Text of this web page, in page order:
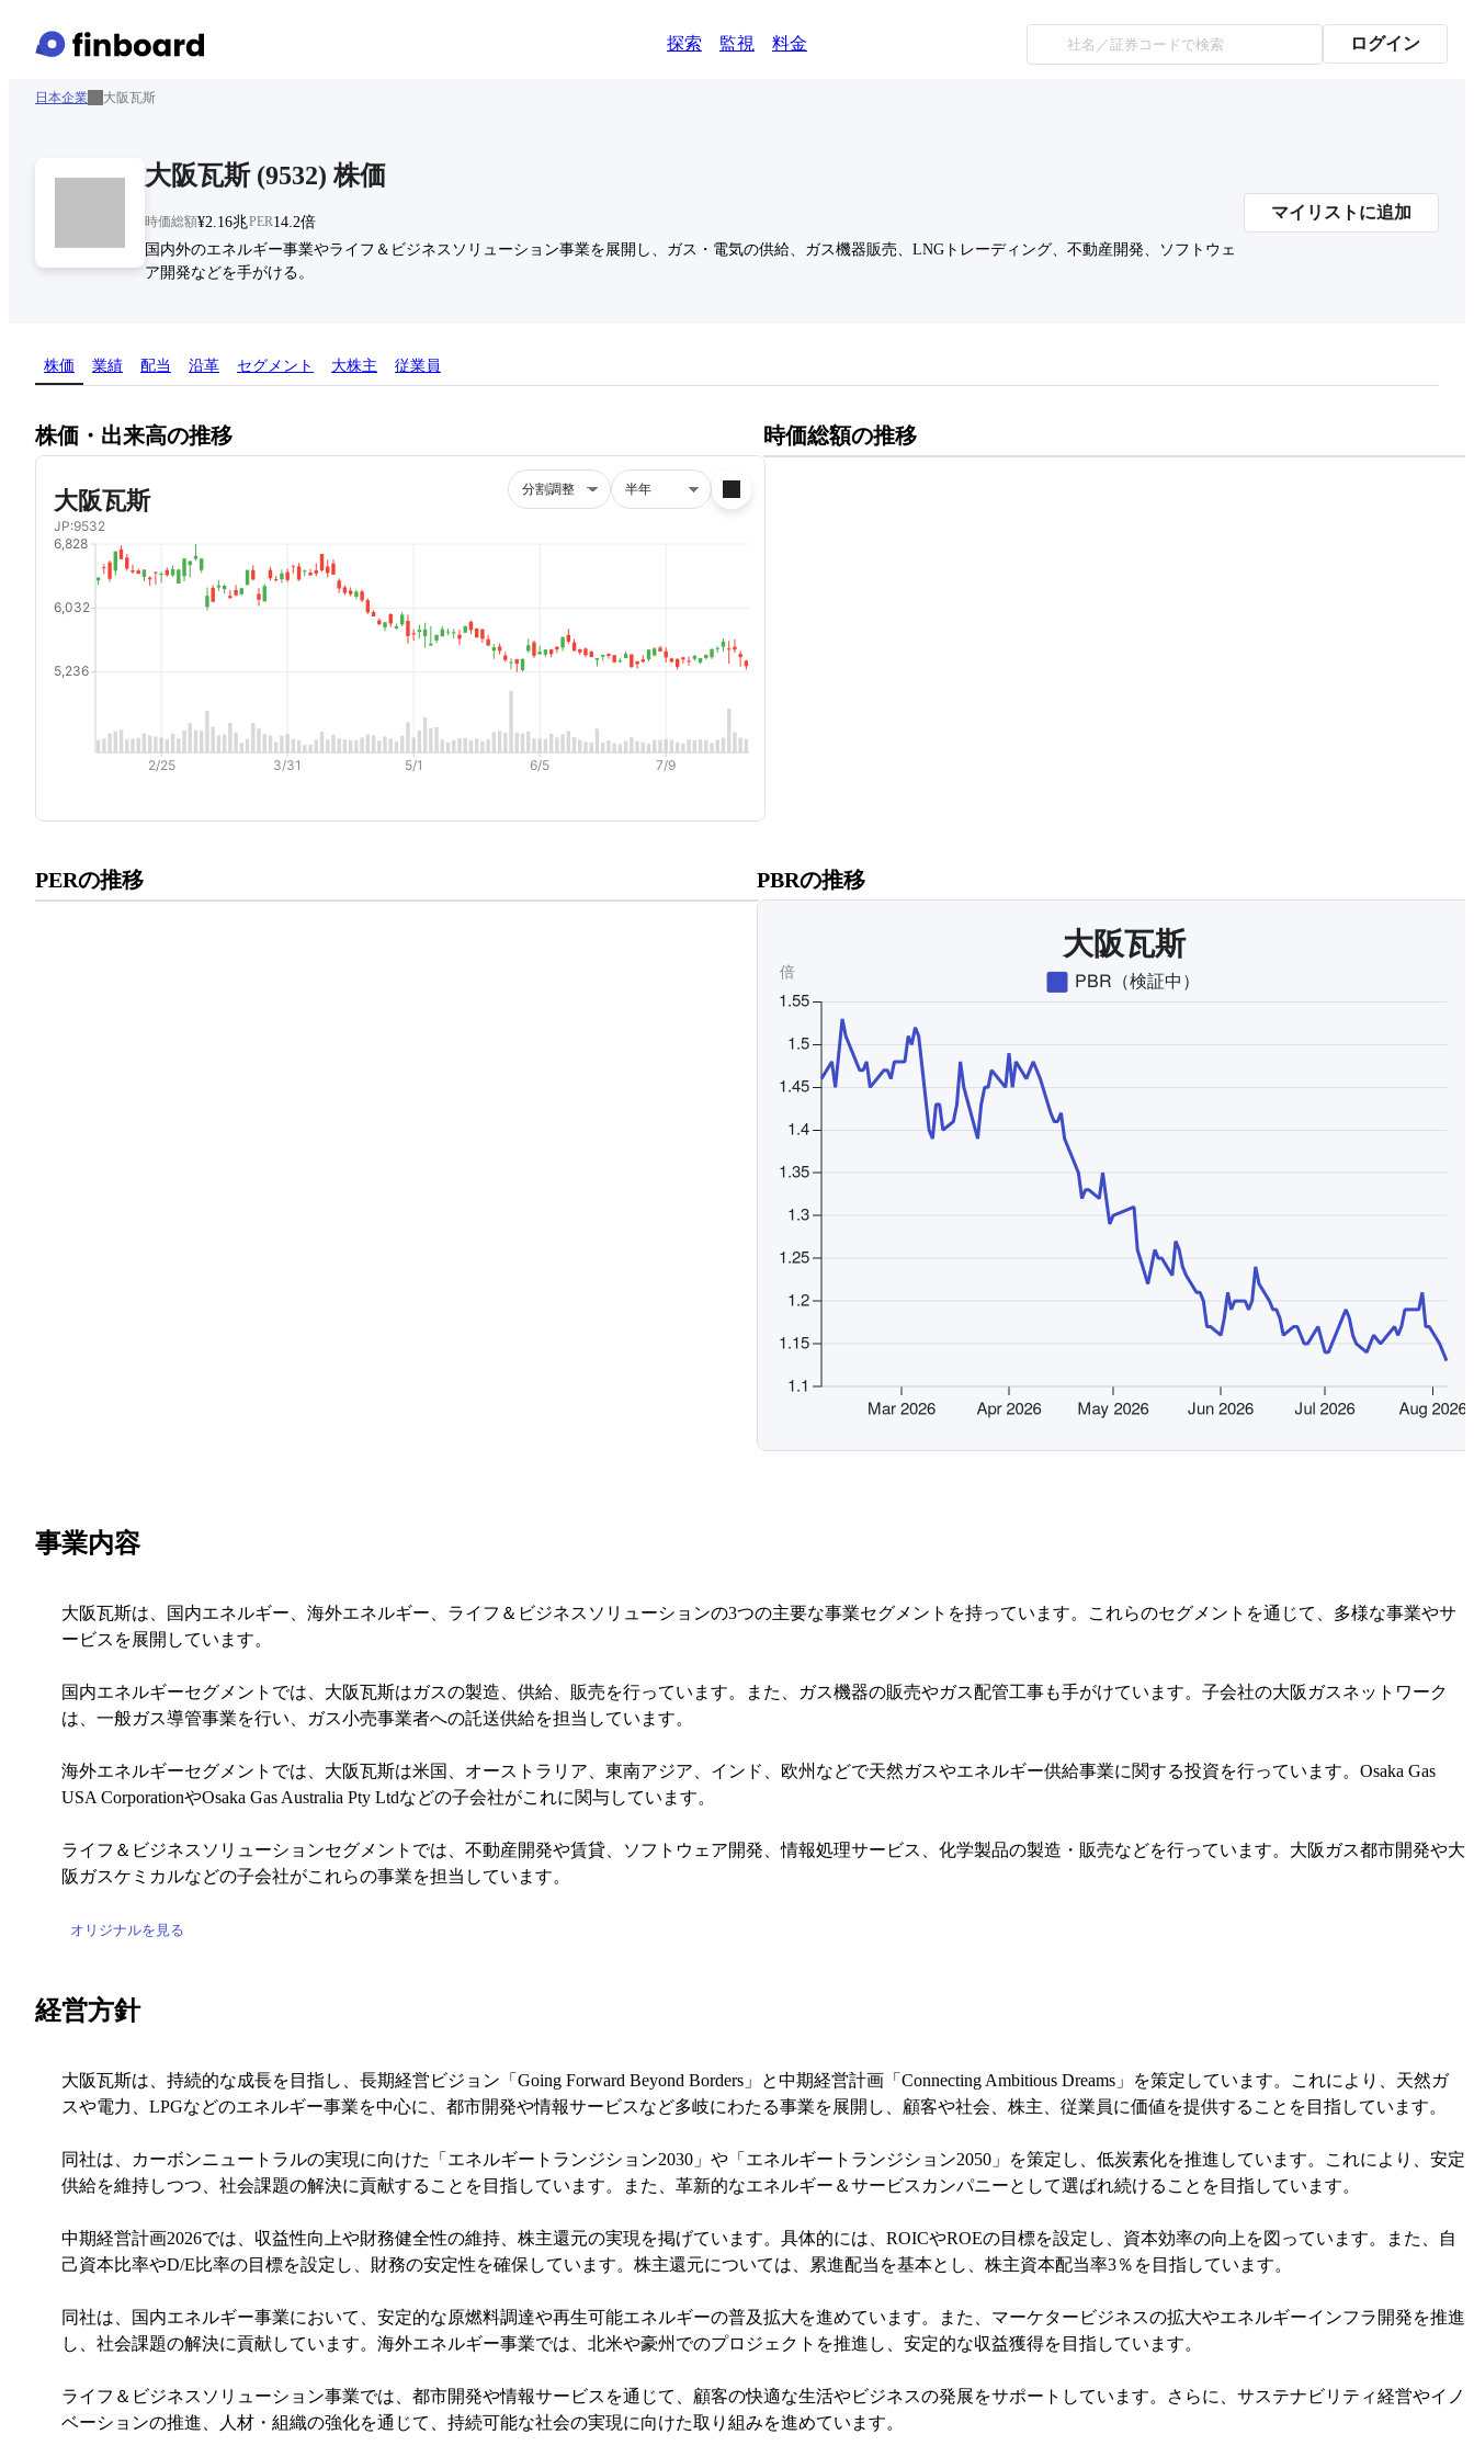
探索 監視 料金 ログイン
日本企業 大阪瓦斯
大阪瓦斯(9532) 株価
時価総額¥2.16兆PER14.2倍
国内外のエネルギー事業やライフ＆ビジネスソリューション事業を展開し、ガス・電気の供給、ガス機器販売、LNGトレーディング、不動産開発、ソフトウェ
ア開発などを手がける。
マイリストに追加
株価 業績 配当 沿革 セグメント 大株主 従業員
株価・出来高の推移 時価総額の推移
時価総額の推移にアクセスできます。
PERの推移
PERの推移にアクセスできます。
PBRの推移
事業内容
大阪瓦斯は、国内エネルギー、海外エネルギー、ライフ＆ビジネスソリューションの3つの主要な事業セグメントを持っています。これらのセグメントを通じて、多様な事業やサ
ービスを展開しています。
国内エネルギーセグメントでは、大阪瓦斯はガスの製造、供給、販売を行っています。また、ガス機器の販売やガス配管工事も手がけています。子会社の大阪ガスネットワーク
は、一般ガス導管事業を行い、ガス小売事業者への託送供給を担当しています。
海外エネルギーセグメントでは、大阪瓦斯は米国、オーストラリア、東南アジア、インド、欧州などで天然ガスやエネルギー供給事業に関する投資を行っています。Osaka Gas
USA CorporationやOsaka Gas Australia Pty Ltdなどの子会社がこれに関与しています。
ライフ＆ビジネスソリューションセグメントでは、不動産開発や賃貸、ソフトウェア開発、情報処理サービス、化学製品の製造・販売などを行っています。大阪ガス都市開発や大
阪ガスケミカルなどの子会社がこれらの事業を担当しています。
オリジナルを見る
経営方針
大阪瓦斯は、持続的な成長を目指し、長期経営ビジョン「Going Forward Beyond Borders」と中期経営計画「Connecting Ambitious Dreams」を策定しています。これにより、天然ガ
スや電力、LPGなどのエネルギー事業を中心に、都市開発や情報サービスなど多岐にわたる事業を展開し、顧客や社会、株主、従業員に価値を提供することを目指しています。
同社は、カーボンニュートラルの実現に向けた「エネルギートランジション2030」や「エネルギートランジション2050」を策定し、低炭素化を推進しています。これにより、安定
供給を維持しつつ、社会課題の解決に貢献することを目指しています。また、革新的なエネルギー＆サービスカンパニーとして選ばれ続けることを目指しています。
中期経営計画2026では、収益性向上や財務健全性の維持、株主還元の実現を掲げています。具体的には、ROICやROEの目標を設定し、資本効率の向上を図っています。また、自
己資本比率やD/E比率の目標を設定し、財務の安定性を確保しています。株主還元については、累進配当を基本とし、株主資本配当率3％を目指しています。
同社は、国内エネルギー事業において、安定的な原燃料調達や再生可能エネルギーの普及拡大を進めています。また、マーケタービジネスの拡大やエネルギーインフラ開発を推進
し、社会課題の解決に貢献しています。海外エネルギー事業では、北米や豪州でのプロジェクトを推進し、安定的な収益獲得を目指しています。
ライフ＆ビジネスソリューション事業では、都市開発や情報サービスを通じて、顧客の快適な生活やビジネスの発展をサポートしています。さらに、サステナビリティ経営やイノ
ベーションの推進、人材・組織の強化を通じて、持続可能な社会の実現に向けた取り組みを進めています。